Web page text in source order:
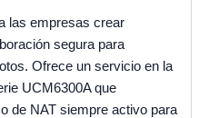
las empresas crear
segura para
Ofrece un servicio en la
UCM6300A que
de NAT siempre activo para